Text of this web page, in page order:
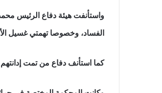
واستأنفت هيئة دفاع الرئيس
الفساد، وخصوصا تهمتي غسيل
كما استأنف دفاع من تمت إدانتهم